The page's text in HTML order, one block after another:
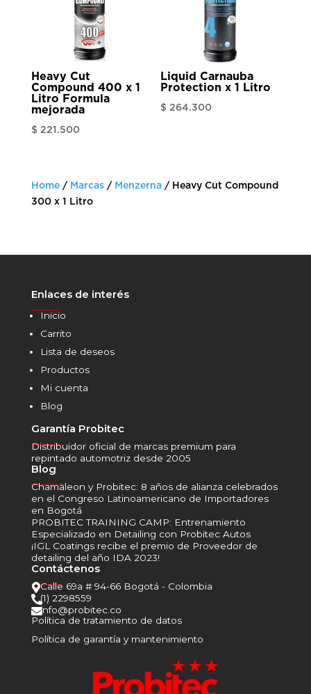
Heavy Cut
Compound 400 x 1
Litro Formula
mejorada
$ 221.500
Liquid Carnauba
Protection x 1 Litro
$ 264.300
Home/ Marcas/ Menzerna/ Heavy Cut Compound
300 x 1 Litro
Enlaces de interés
Inicio
Carrito
Lista de deseos
Productos
Mi cuenta
Blog
Garantía Probitec
______
Distribuidor oficial de marcas premium para
repintado automotriz desde 2005
Blog
______
Chamäleon y Probitec: 8 años de alianza celebrados
en el Congreso Latinoamericano de Importadores
en Bogotá
PROBITEC TRAINING CAMP: Entrenamiento
Especializado en Detailing con Probitec Autos
¡IGL Coatings recibe el premio de Proveedor de
detailing del año IDA 2023!
Contáctenos
______
Calle 69a # 94-66 Bogotá - Colombia
(1) 2298559
info@probitec.co
Política de tratamiento de datos
Política de garantía y mantenimiento